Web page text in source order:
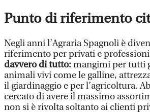
Punto di riferimento
Negli anni l’Agraria Spagnoli è
riferimento per privati e
davvero di tutto:mangimi per tutti
animali vivi come le galline,
il giardinaggio e per l’agricoltura.
cercato di avere il massimo
non si è rivolta soltanto ai clienti